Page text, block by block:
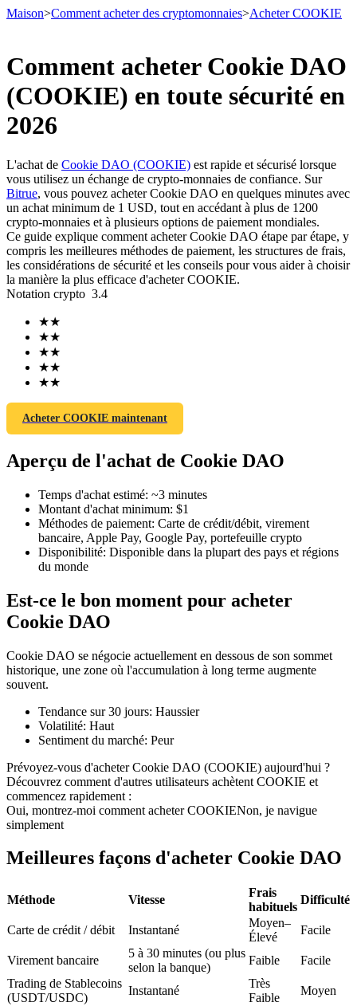
Contrats à terme
Futures USDT
Futures utilisant l'USDT comme garantie
Contrats à terme sur crypto-monnaie
TradFi
Produits dérivés sur actions, forex, métaux précieux et matières
premières
Futures USDC
Futures utilisant l'USDC comme garantie
Copie de Trading
Rejoignez les meilleurs traders
Maison>Comment acheter des cryptomonnaies>Acheter COOKIE
Comment acheter Cookie DAO
(COOKIE) en toute sécurité en
2026
L'achat de Cookie DAO (COOKIE) est rapide et sécurisé lorsque
vous utilisez un échange de crypto-monnaies de confiance. Sur
Bitrue, vous pouvez acheter Cookie DAO en quelques minutes avec
un achat minimum de 1 USD, tout en accédant à plus de 1200
crypto-monnaies et à plusieurs options de paiement mondiales.
Ce guide explique comment acheter Cookie DAO étape par étape, y
compris les meilleures méthodes de paiement, les structures de frais,
les considérations de sécurité et les conseils pour vous aider à choisir
la manière la plus efficace d'acheter COOKIE.
Notation crypto 3.4
★★
★★
★★
★★
★★
Acheter COOKIE maintenant
Aperçu de l'achat de Cookie DAO
Temps d'achat estimé: ~3 minutes
Montant d'achat minimum: $1
Méthodes de paiement: Carte de crédit/débit, virement
bancaire, Apple Pay, Google Pay, portefeuille crypto
Disponibilité: Disponible dans la plupart des pays et régions
du monde
Est-ce le bon moment pour acheter
Cookie DAO
Cookie DAO se négocie actuellement en dessous de son sommet
historique, une zone où l'accumulation à long terme augmente
souvent.
Tendance sur 30 jours: Haussier
Volatilité: Haut
Sentiment du marché: Peur
Prévoyez-vous d'acheter Cookie DAO (COOKIE) aujourd'hui ?
Découvrez comment d'autres utilisateurs achètent COOKIE et
commencez rapidement :
Oui, montrez-moi comment acheter COOKIENon, je navigue
simplement
Meilleures façons d'acheter Cookie DAO
Méthode Vitesse
Frais
habituels
Difficulté
Carte de crédit / débit Instantané
Moyen–
Élevé
Facile
Virement bancaire
5 à 30 minutes (ou plus
selon la banque)
Faible
Facile
Trading de Stablecoins
(USDT/USDC)
Instantané
Très
Faible
Moyen